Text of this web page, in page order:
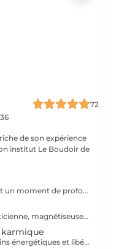
72
institut Le Boudoir de
Une séance de Soins énergétiques est un moment de profond bien-être et de lâcher-prise, un moment précieux pour vous reconnecter avec vous-même. L'harmonisation énergétique permet de prendre soin de soi sans être envahi par le mental et les émotions, de libérer les blocages et mémoires du passé, de (re)trouver pleinement son potentiel d'énergie, sa force vitale et créatrice, de s'aimer et s'accepter et enfin, vivre l'amour inconditionnel, d'être en paix avec soi même et de ressentir centrage et légèreté. Les soins énergétiques que je pratique nettoient les différents corps énergétiques (physique, émotionnel, mental, spirituel) et visent à dissoudre les blocages et les croyances limitantes qui nous empêchent d'avancer positivement dans la vie. Avant tout travail énergétique, quelle que soit la méthode holistique, il est important de procéder à un diagnostic énergétique de la personne. A qui s'adresse le soin énergétique ? Ils peuvent être réalisés sur tout le monde, à tous âges, quelques soient les antécédents, les maladies et les traitements en cours. Les Soins Energétiques ne présentent pas de contre-indication, prévoir juste un temps de repos après une séance. A noter que ces thérapies ne remplacent pas, en aucun cas, la médecine conventionnelle. Mon approche énergétique est dépouillée de toute attache religieuse et ne demande pas au consultant de cheminement spirituel particulier. NB : chaque minute additionnelle au temps prévu sera facturée 1€. Merci. Pour une première expérience, choisissez la séance de 75 mn.
Je m'appelle Florence, je suis énergéticienne, magnétiseuse, passeuse d'âme, karmathérapeute et médium clairaudiente et clairvoyante. Les soins karmiques que je propose sont des soins énergétiques qui vont essentiellement travailler sur votre structure énergétique reliée à votre vie actuelle afin de libérer et nettoyer les empreintes de ces mémoires ancestrales négatives. Les soins karmiques et transgénérationnels consistent à aller libérer des mémoires, des blessures et blocages issus de nos vies antérieures dont votre structure énergétique porte encore l'empreinte. Certaines de ces mémoires douloureuses se rattachent directement à votre âme, d'autres sont associées à votre famille, dans ce cas nous parlons de mémoires transgénérationnelles. Lorsque je travaille sur des mémoires karmiques, grâce à la médiumnité, je peux retracer vos vies antérieures et voir précisément les blocages, les blessures, les émotions négatives liés à vos problèmes actuels. Vous allez vivre des moments de partage, et vous sentirez cette libération karmique par des sensations d'apaisement et de soulagement. Je conseille de faire dans un premier temps le soin énergétique et ensuite le soin libération karmique. Voter traitement en sera beaucoup plus efficace Vous allez prendre conscience pour quelles raisons vous êtes attiré par certains lieux, certaines personnalités etc. Cela donnera l'explication également sur vos comportements, vos préférences, vos craintes. NB : pour chaque minute additionnelle au temps prévu sera facturée 1€. Merci
Voir les explications des rubriques soins énergétiques et libérations karmiques. Pour chaque minute additionnelle au temps prévu, 1€ sera facturé. Merci de votre compréhension.